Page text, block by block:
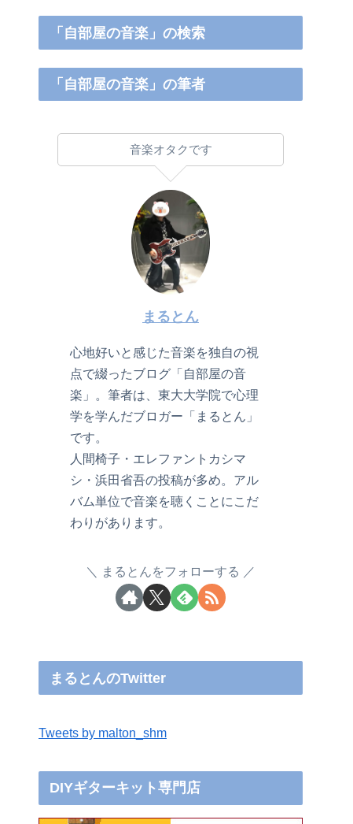
「自部屋の音楽」の検索
「自部屋の音楽」の筆者
音楽オタクです
まるとん
心地好いと感じた音楽を独自の視
点で綴ったブログ「自部屋の音
楽」。筆者は、東大大学院で心理
学を学んだブロガー「まるとん」
です。
人間椅子・エレファントカシマ
シ・浜田省吾の投稿が多め。アル
バム単位で音楽を聴くことにこだ
わりがあります。
まるとんをフォローする
まるとんのTwitter
Tweets by malton_shm
DIYギターキット専門店